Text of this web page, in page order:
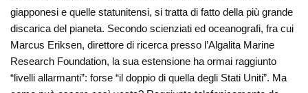
giapponesi e quelle statunitensi, si tratta di fatto della più grande
discarica del pianeta. Secondo scienziati ed oceanografi, fra cui
Marcus Eriksen, direttore di ricerca presso l’Algalita Marine
Research Foundation, la sua estensione ha ormai raggiunto
“livelli allarmanti”: forse “il doppio di quella degli Stati Uniti”. Ma